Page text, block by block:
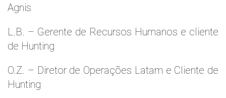
Agnis
L.B. – Gerente de Recursos Humanos e cliente
de Hunting
O.Z. – Diretor de Operações Latam e Cliente de
Hunting